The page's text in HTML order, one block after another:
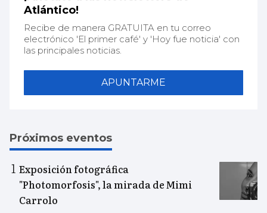
Atlántico!
Recibe de manera GRATUITA en tu correo
electrónico 'El primer café' y 'Hoy fue noticia' con
las principales noticias.
APUNTARME
Próximos eventos
Exposición fotográfica
"Photomorfosis", la mirada de Mimi
Carrolo